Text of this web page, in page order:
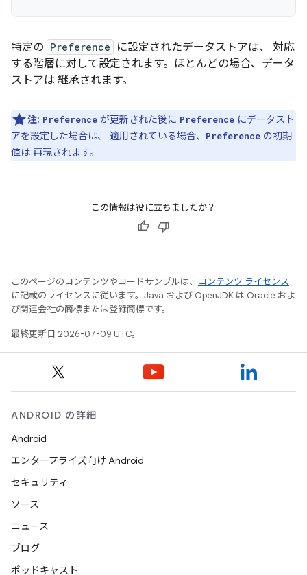
特定の Preference
に設定されたデータストアは、 対応
する階層に対して設定されます。ほとんどの場合、データ
ストアは 継承されます。
注: Preference が更新された後に Preference にデータスト
アを設定した場合は、 適用されている場合、
Preference の初期
値は 再現されます。
この情報は役に立ちましたか？
このページのコンテンツやコードサンプルは、
コンテンツ ライセンス
に記載のライセンスに従います。Java および OpenJDK は Oracle およ
び関連会社の商標または登録商標です。
最終更新日 2026-07-09 UTC。
ANDROID の詳細
Android
エンタープライズ向け Android
セキュリティ
ソース
ニュース
ブログ
ポッドキャスト